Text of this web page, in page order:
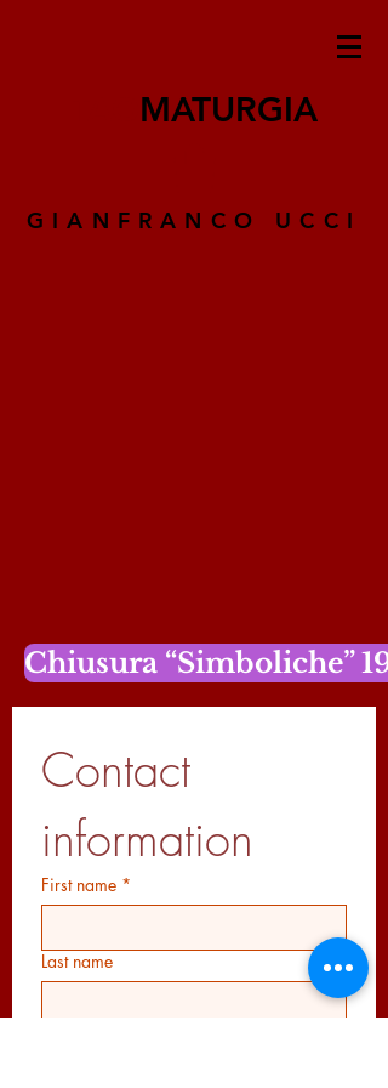
MATURGIA
GIANFRANCO UCCI
Chiusura “Simboliche”
Contact
information
First name *
Last name